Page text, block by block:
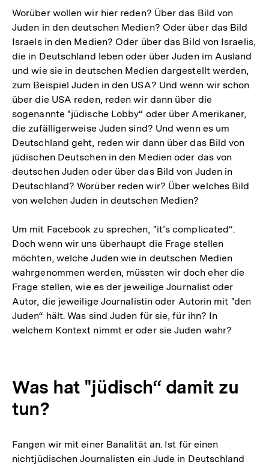
Worüber wollen wir hier reden? Über das Bild von
Juden in den deutschen Medien? Oder über das Bild
Israels in den Medien? Oder über das Bild von Israelis,
die in Deutschland leben oder über Juden im Ausland
und wie sie in deutschen Medien dargestellt werden,
zum Beispiel Juden in den USA? Und wenn wir schon
über die USA reden, reden wir dann über die
sogenannte "jüdische Lobby“ oder über Amerikaner,
die zufälligerweise Juden sind? Und wenn es um
Deutschland geht, reden wir dann über das Bild von
jüdischen Deutschen in den Medien oder das von
deutschen Juden oder über das Bild von Juden in
Deutschland? Worüber reden wir? Über welches Bild
von welchen Juden in deutschen Medien?
Um mit Facebook zu sprechen, "it’s complicated“.
Doch wenn wir uns überhaupt die Frage stellen
möchten, welche Juden wie in deutschen Medien
wahrgenommen werden, müssten wir doch eher die
Frage stellen, wie es der jeweilige Journalist oder
Autor, die jeweilige Journalistin oder Autorin mit "den
Juden“ hält. Was sind Juden für sie, für ihn? In
welchem Kontext nimmt er oder sie Juden wahr?
Was hat "jüdisch“ damit zu
tun?
Fangen wir mit einer Banalität an. Ist für einen
nichtjüdischen Journalisten ein Jude in Deutschland